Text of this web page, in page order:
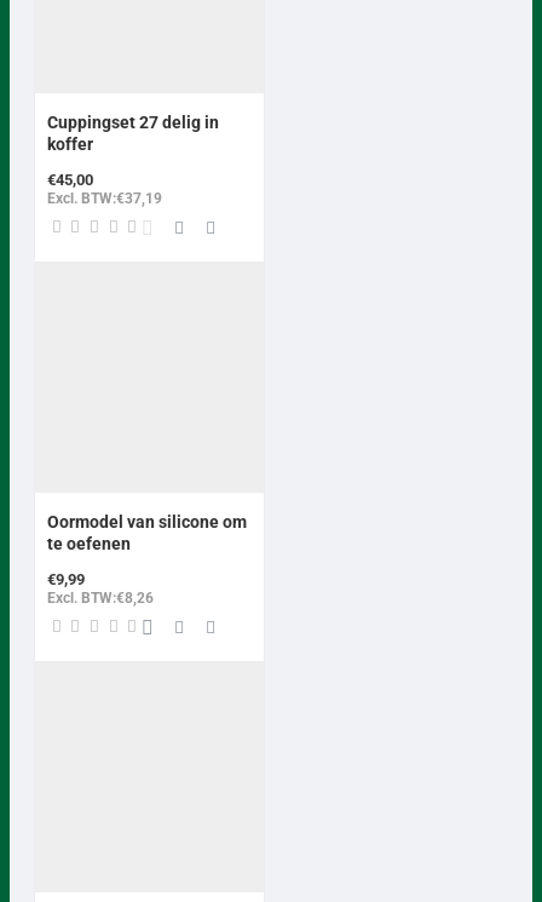
Cuppingset 27 delig in
koffer
€45,00
Excl. BTW:€37,19
Oormodel van silicone om
te oefenen
€9,99
Excl. BTW:€8,26